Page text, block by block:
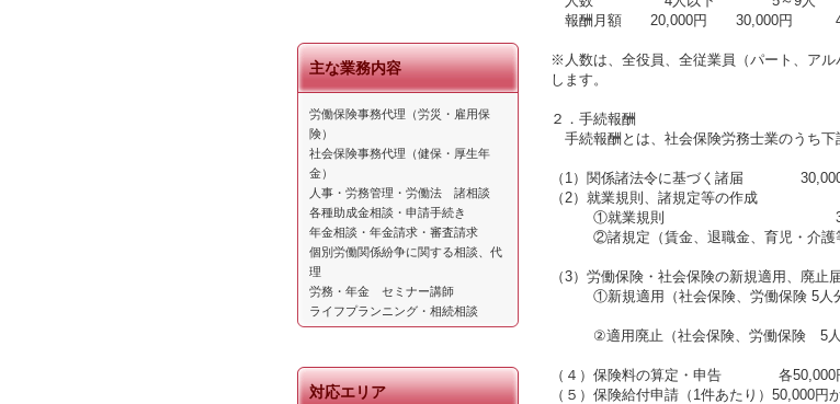
報酬月額 20,000円 30,000円
※人数は、全役員、全従業員（パート、ア
します。
２．手続報酬
手続報酬とは、社会保険労務士業のうち下
（1）関係諸法令に基づく諸届
（2）就業規則、諸規定等の作成
①就業規則
②諸規定（賃金、退職金、育児・介護
各
（3）労働保険・社会保険の新規適用、廃止
①新規適用（社会保険、労働保険 5人
各50,000
②適用廃止（社会保険、労働保険 5人
各50,000
（４）保険料の算定・申告 各50,000
（５）保険給付申請（1件あたり）50,000円
主な業務内容
労働保険事務代理（労災・雇用保
険）
社会保険事務代理（健保・厚生年
金）
人事・労務管理・労働法 諸相談
各種助成金相談・申請手続き
年金相談・年金請求・審査請求
個別労働関係紛争に関する相談、代
理
労務・年金 セミナー講師
ライフプランニング・相続相談
対応エリア